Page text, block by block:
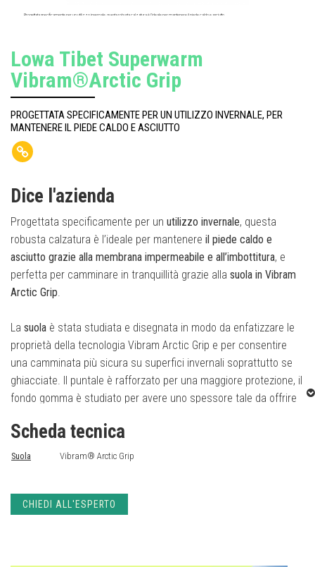
Progettata specificamente per un utilizzo invernale, questa robusta calzatura è l’ideale per mantenere il piede caldo e asciutto
Lowa Tibet Superwarm
Vibram®Arctic Grip
PROGETTATA SPECIFICAMENTE PER UN UTILIZZO INVERNALE, PER
MANTENERE IL PIEDE CALDO E ASCIUTTO
Dice l'azienda
Progettata specificamente per un utilizzo invernale, questa
robusta calzatura è l’ideale per mantenere il piede caldo e
asciutto grazie alla membrana impermeabile e all’imbottitura, e
perfetta per camminare in tranquillità grazie alla suola in Vibram
Arctic Grip.
La suola è stata studiata e disegnata in modo da enfatizzare le
proprietà della tecnologia Vibram Arctic Grip e per consentire
una camminata più sicura su superfici invernali soprattutto se
ghiacciate. Il puntale è rafforzato per una maggiore protezione, il
fondo gomma è studiato per avere uno spessore tale da offrire
Iltacco
ha un disegno sottosquadra e contribuisce a migliorare
Latecnologia Vibram Arctic Grip
Scheda tecnica
Suola Vibram® Arctic Grip
CHIEDI ALL'ESPERTO